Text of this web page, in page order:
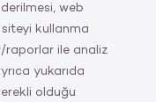
web
kullanma
raporlar ile analiz
yukarıda
olduğu